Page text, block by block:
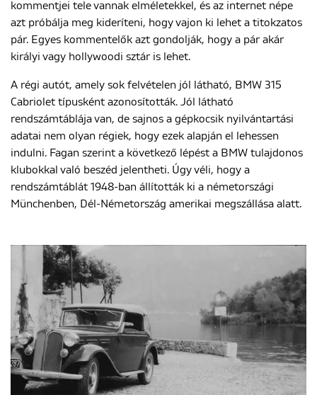
kommentjei tele vannak elméletekkel, és az internet népe
azt próbálja meg kideríteni, hogy vajon ki lehet a titokzatos
pár. Egyes kommentelők azt gondolják, hogy a pár akár
királyi vagy hollywoodi sztár is lehet.
A régi autót, amely sok felvételen jól látható, BMW 315
Cabriolet típusként azonosították. Jól látható
rendszámtáblája van, de sajnos a gépkocsik nyilvántartási
adatai nem olyan régiek, hogy ezek alapján el lehessen
indulni. Fagan szerint a következő lépést a BMW tulajdonos
klubokkal való beszéd jelentheti. Úgy véli, hogy a
rendszámtáblát 1948-ban állították ki a németországi
Münchenben, Dél-Németország amerikai megszállása alatt.